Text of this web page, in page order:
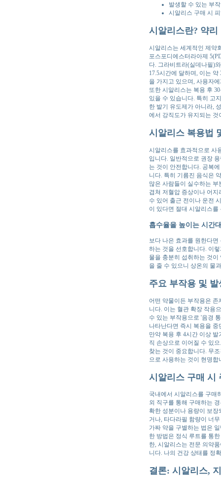
발생할 수 있는 부
시알리스 구매 시
시알리스란? 약리
시알리스는 세계적인 제약
포스포디에스터라아제
다. 그라비트라(실데나필)
17.5시간에 달하며, 이는
을 가지고 있으며, 사용자
또한 시알리스는 복용 후
있을 수 있습니다. 특히 고
한 발기 유도제가 아니라,
에서 강직도가 유지되는
시알리스 복용법
시알리스를 효과적으로 사
입니다. 일반적으로 권장
는 것이 안전합니다. 공복
니다. 특히 기름진 음식은
많은 사람들이 실수하는
겹쳐 저혈압 증상이나 어
수 있어 출근 전이나 운전
이 있다면 절대 시알리스를
흡수율을 높이는 시간
보다 나은 효과를 원한다
하는 것을 선호합니다. 이
물을 충분히 섭취하는 것
을 줄 수 있으니 상온의 물
주요 부작용 및
어떤 약물이든 부작용은
니다. 이는 혈관 확장 작용
수 있는 부작용으로 '음경
나타난다면 즉시 복용을
만약 복용 후 4시간 이상
직 손상으로 이어질 수 있
찾는 것이 중요합니다. 무
으로 사용하는 것이 현명합
시알리스 구매 시
국내에서 시알리스를 구매
외 직구를 통해 구매하는
확한 성분이나 용량이 보
거나, 타다라필 함량이 너
가짜 약을 구별하는 법은
한 방법은 정식 루트를 통
한, 시알리스는 전문 의약
니다. 나의 건강 상태를 정
결론: 시알리스,